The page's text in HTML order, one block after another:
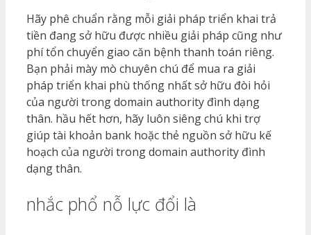
Hãy phê chuẩn rằng mỗi giải pháp triển khai trả
tiền đang sở hữu được nhiều giải pháp cũng như
phí tổn chuyển giao căn bệnh thanh toán riêng.
Bạn phải mày mò chuyên chú để mua ra giải
pháp triển khai phù thống nhất sở hữu đòi hỏi
của người trong domain authority đình dạng
thân. hầu hết hơn, hãy luôn siêng chú khi trợ
giúp tài khoản bank hoặc thẻ nguồn sở hữu kế
hoạch của người trong domain authority đình
dạng thân.
nhắc phổ nỗ lực đổi là